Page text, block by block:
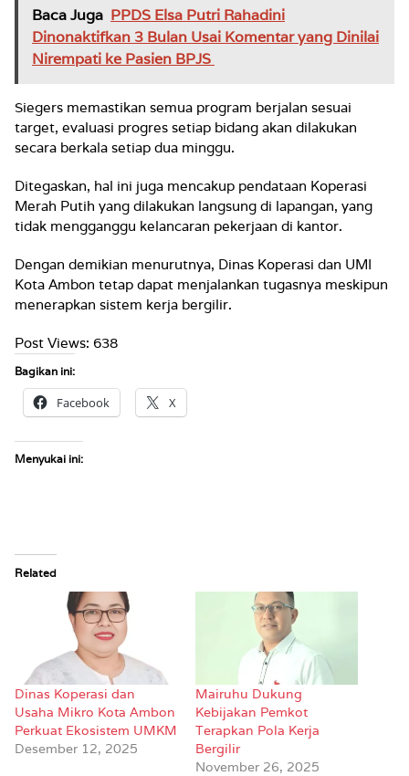
Baca Juga PPDS Elsa Putri Rahadini
Dinonaktifkan 3 Bulan Usai Komentar yang Dinilai
Nirempati ke Pasien BPJS
Siegers memastikan semua program berjalan sesuai
target, evaluasi progres setiap bidang akan dilakukan
secara berkala setiap dua minggu.
Ditegaskan, hal ini juga mencakup pendataan Koperasi
Merah Putih yang dilakukan langsung di lapangan, yang
tidak mengganggu kelancaran pekerjaan di kantor.
Dengan demikian menurutnya, Dinas Koperasi dan UMI
Kota Ambon tetap dapat menjalankan tugasnya meskipun
menerapkan sistem kerja bergilir.
Post Views: 638
Bagikan ini:
Facebook X
Menyukai ini:
Related
Dinas Koperasi dan
Usaha Mikro Kota Ambon
Perkuat Ekosistem UMKM
Desember 12, 2025
Mairuhu Dukung
Kebijakan Pemkot
Terapkan Pola Kerja
Bergilir
November 26, 2025